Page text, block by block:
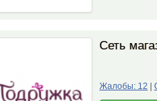
Сеть
Жалобы: 12